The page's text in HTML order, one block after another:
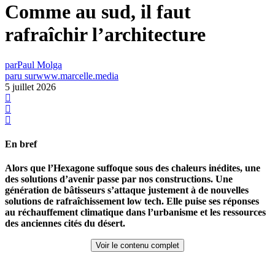
Comme au sud, il faut
rafraîchir l’architecture
parPaul Molga
paru surwww.marcelle.media
5 juillet 2026
En bref
Alors que l’Hexagone suffoque sous des chaleurs inédites, une
des solutions d’avenir passe par nos constructions. Une
génération de bâtisseurs s’attaque justement à de nouvelles
solutions de rafraîchissement low tech. Elle puise ses réponses
au réchauffement climatique dans l’urbanisme et les ressources
des anciennes cités du désert.
Voir le contenu complet